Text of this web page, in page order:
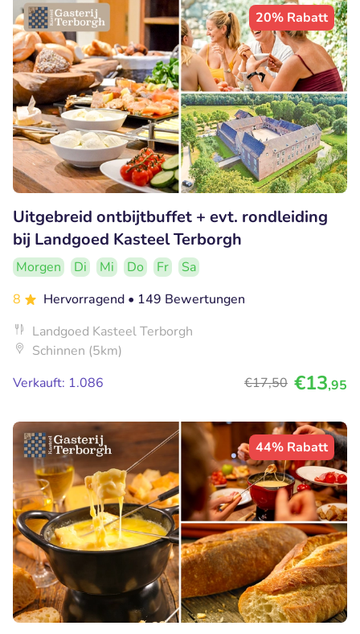
20% Rabatt
Uitgebreid ontbijtbuffet + evt. rondleiding
bij Landgoed Kasteel Terborgh
Morgen Di Mi Do Fr
Sa
8
Hervorragend • 149 Bewertungen
Landgoed Kasteel Terborgh
Schinnen (5km)
Verkauft: 1.086
€17,50 €13,95
44% Rabatt